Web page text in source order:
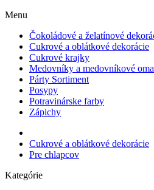
Menu
Čokoládové a želatínové
Cukrové a oblátkové dekorácie
Cukrové krajky
Medovníky a medovníkové
Párty Sortiment
Posypy
Potravinárske farby
Zápichy
Cukrové a oblátkové dekorácie
Pre chlapcov
Kategórie